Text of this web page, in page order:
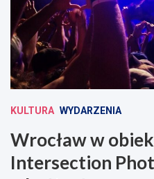
KULTURA WYDARZENIA
Wrocław w
Intersection